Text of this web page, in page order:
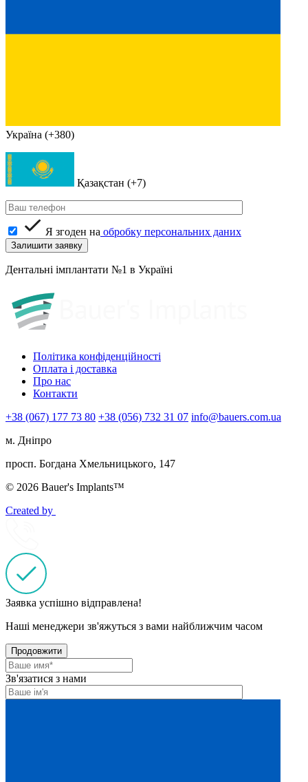
Україна (+380)
Қазақстан (+7)
Я згоден на обробку персональних даних
Дентальні імплантати №1 в Україні
Політика конфіденційності
Оплата і доставка
Про нас
Контакти
+38 (067) 177 73 80 +38 (056) 732 31 07 info@bauers.com.ua
м. Дніпро
просп. Богдана Хмельницького, 147
© 2026 Bauer's Implants™
Created by
Заявка успішно відправлена!
Наші менеджери зв'яжуться з вами найближчим часом
Продовжити
Зв'язатися з нами